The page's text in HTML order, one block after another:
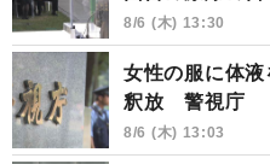
8/6 (木) 13:30
女性の服に体
釈放 警視庁
8/6 (木) 13:03